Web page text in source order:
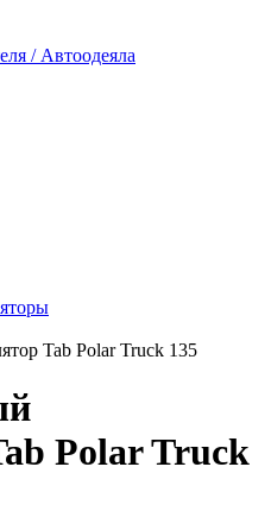
/ Автоодеяла
Tab Polar Truck 135
Polar Truck